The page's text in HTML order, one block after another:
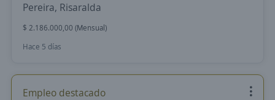
Pereira, Risaralda
$ 2.186.000,00 (Mensual)
Hace 5 días
Empleo destacado